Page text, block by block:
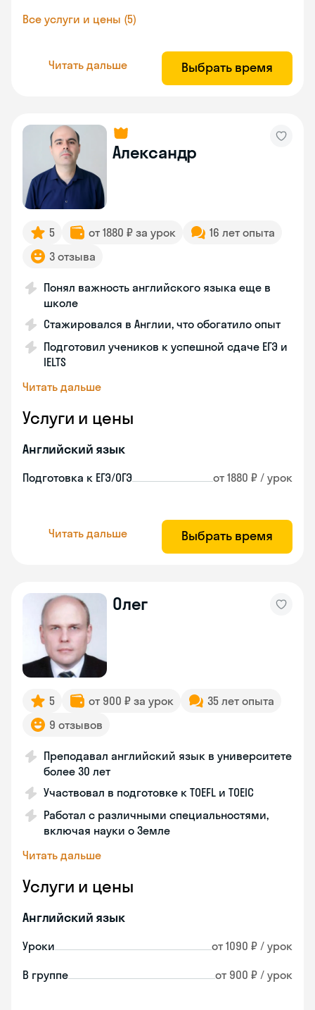
Все услуги и цены (5)
Читать дальше Выбрать время
Александр
5 от 1880 ₽ за урок
16 лет опыта
3 отзыва
Понял важность английского языка еще в
школе
Стажировался в Англии, что обогатило опыт
Подготовил учеников к успешной сдаче ЕГЭ и
IELTS
Читать дальше
Услуги и цены
Английский язык
Подготовка к ЕГЭ/ОГЭ от 1880 ₽ / урок
Читать дальше Выбрать время
Олег
5 от 900 ₽ за урок
35 лет опыта
9 отзывов
Преподавал английский язык в университете
более 30 лет
Участвовал в подготовке к TOEFL и TOEIC
Работал с различными специальностями,
включая науки о Земле
Читать дальше
Услуги и цены
Английский язык
Уроки от 1090 ₽ / урок
В группе от 900 ₽ / урок